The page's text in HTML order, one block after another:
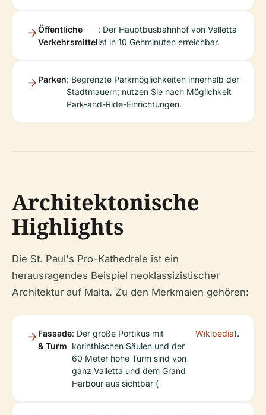
Öffentliche
Verkehrsmittel
: Der Hauptbusbahnhof von Valletta
ist in 10 Gehminuten erreichbar.
Parken: Begrenzte Parkmöglichkeiten innerhalb der
Stadtmauern; nutzen Sie nach Möglichkeit
Park-and-Ride-Einrichtungen.
Architektonische
Highlights
Die St. Paul's Pro-Kathedrale ist ein
herausragendes Beispiel neoklassizistischer
Architektur auf Malta. Zu den Merkmalen gehören:
Fassade
& Turm
: Der große Portikus mit
korinthischen Säulen und der
60 Meter hohe Turm sind von
ganz Valletta und dem Grand
Harbour aus sichtbar (
Wikipedia).